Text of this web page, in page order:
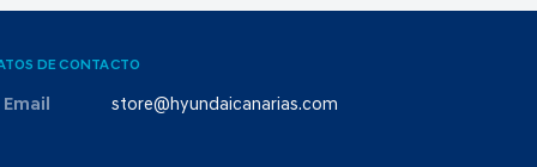
DE CONTACTO
Email store@hyundaicanarias.com